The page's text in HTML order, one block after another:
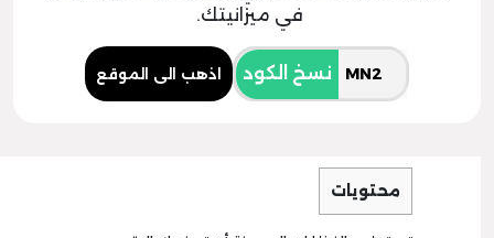
في ميزانيتك.
نسخ الكود اذهب الى الموقع
محتويات